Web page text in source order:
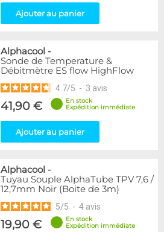
Ajouter au panier
Alphacool -
Sonde de Temperature &
Débitmètre ES flow HighFlow
4.7/5 - 3 avis
41,90 €
En stock
Expédition immédiate
Ajouter au panier
Alphacool -
Tuyau Souple AlphaTube TPV 7,6 /
12,7mm Noir (Boite de 3m)
5/5 - 4 avis
19,90 €
En stock
Expédition immédiate